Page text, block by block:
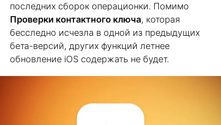
последних сборок операционки. Помимо
Проверки контактного ключа, которая
бесследно исчезла в одной из предыдущих
бета-версий, других функций летнее
обновление iOS содержать не будет.